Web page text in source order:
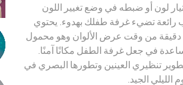
لون أو ضبطه في وضع تغيير اللون
رائعة تضيء غرفة طفلك بهدوء. يحتوي
هذا الدب الرائع على 30 دقيقة من وقت عرض الألوان وهو محمول
في جعل غرفة الطفل مكانًا آمنًا.
تنظيري العينين وتطورها البصري في
الليلي الجيد.